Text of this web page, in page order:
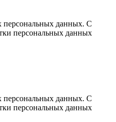
персональных данных. С
персональных данных
персональных данных. С
персональных данных